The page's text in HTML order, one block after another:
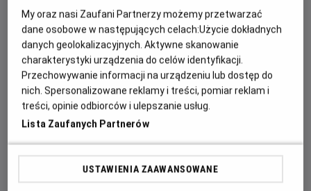
udział w turnieju karate, lecz jego umiejętności okazują się
niewystarczające. Jego nauczyciel Pan Han (Jackie Chan)
zwraca się o pomoc do Daniela LaRusso (Ralph Macchio),
aby nauczył chłopca nowego stylu walki. Połączenie dwóch
różnych filozofii ma pomóc Li w wygraniu turnieju i
przezwyciężeniu własnych słabości.
My oraz nasi Zaufani Partnerzy możemy przetwarzać
dane osobowe w następujących celach:Użycie dokładnych
danych geolokalizacyjnych. Aktywne skanowanie
charakterystyki urządzenia do celów identyfikacji.
Przechowywanie informacji na urządzeniu lub dostęp do
nich. Spersonalizowane reklamy i treści, pomiar reklam i
treści, opinie odbiorców i ulepszanie usług.
Lista Zaufanych Partnerów
USTAWIENIA ZAAWANSOWANE